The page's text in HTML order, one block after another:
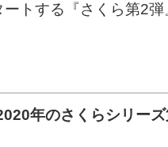
トする『さくら第2弾
年のさくらシリー